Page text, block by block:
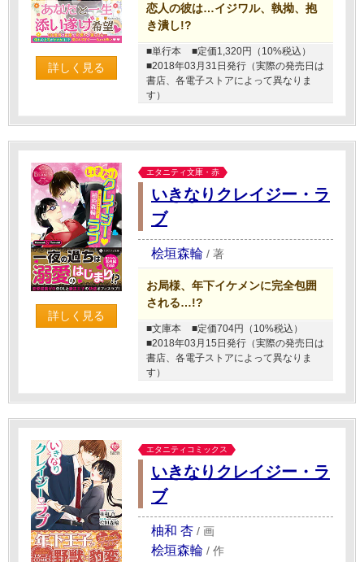
詳しく見る
恋人の彼は…イジワル、執拗、抱
き潰し!?
■単行本
■定価1,320円（10%税込）
■2018年03月31日発行（実際の発売日は
書店、各電子ストアによって異なりま
す）
詳しく見る
エタニティ文庫・赤
いきなりクレイジー・ラ
ブ
桧垣森輪 / 著
お局様、年下イケメンに完全包囲
される…!?
■文庫本
■定価704円（10%税込）
■2018年03月15日発行（実際の発売日は
書店、各電子ストアによって異なりま
す）
エタニティコミックス
いきなりクレイジー・ラ
ブ
柚和 杏 / 画
桧垣森輪 / 作